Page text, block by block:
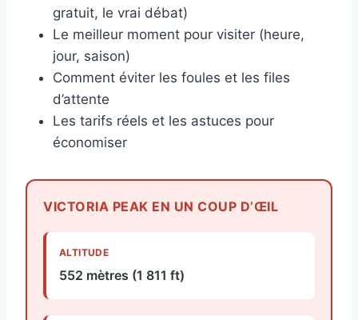
gratuit, le vrai débat)
Le meilleur moment pour visiter (heure,
jour, saison)
Comment éviter les foules et les files
d’attente
Les tarifs réels et les astuces pour
économiser
VICTORIA PEAK EN UN COUP D’ŒIL
ALTITUDE
552 mètres (1 811 ft)